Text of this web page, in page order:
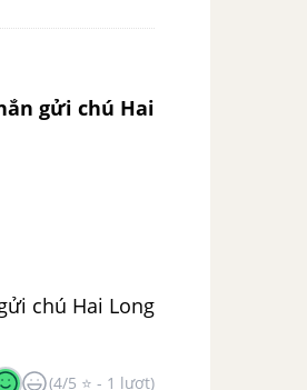
gửi chú Hai
chú Hai Long
(4/5 ⭐ - 1 lượt)